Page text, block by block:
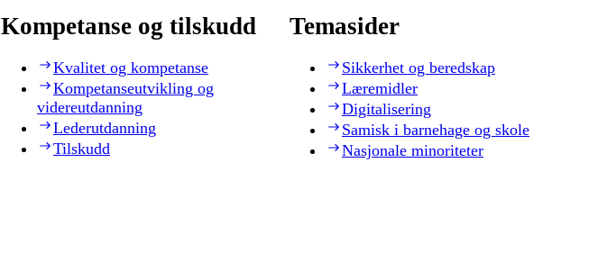
Kompetanse og tilskudd
Kvalitet og kompetanse
Kompetanseutvikling og
videreutdanning
Lederutdanning
Tilskudd
Temasider
Sikkerhet og beredskap
Læremidler
Digitalisering
Samisk i barnehage og skole
Nasjonale minoriteter